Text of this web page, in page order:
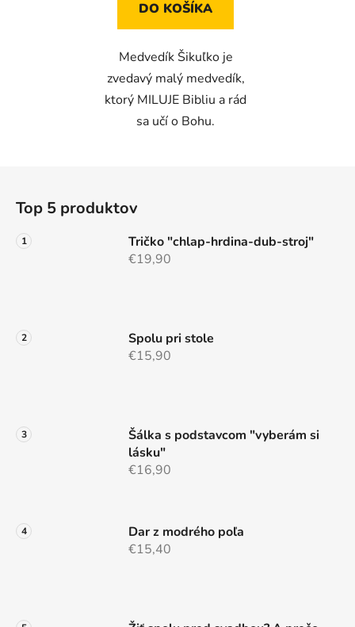
DO KOŠÍKA
Medvedík Šikuľko je
zvedavý malý medvedík,
ktorý MILUJE Bibliu a rád
sa učí o Bohu.
Top 5 produktov
Tričko "chlap-hrdina-dub-stroj"
€19,90
Spolu pri stole
€15,90
Šálka s podstavcom "vyberám si
lásku"
€16,90
Dar z modrého poľa
€15,40